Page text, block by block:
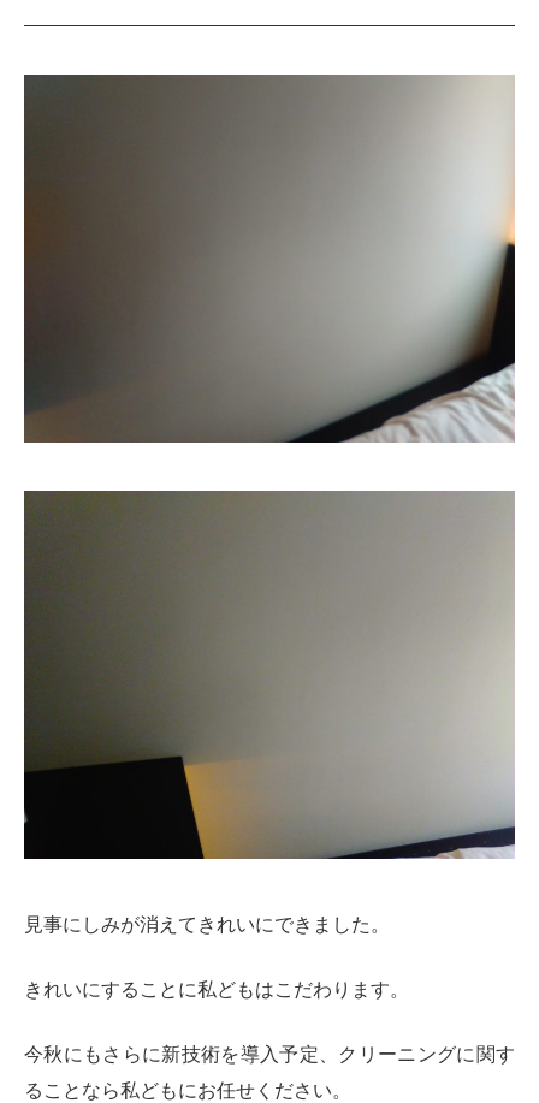
見事にしみが消えてきれいにできました。
きれいにすることに私どもはこだわります。
今秋にもさらに新技術を導入予定、クリーニングに関す
ることなら私どもにお任せください。